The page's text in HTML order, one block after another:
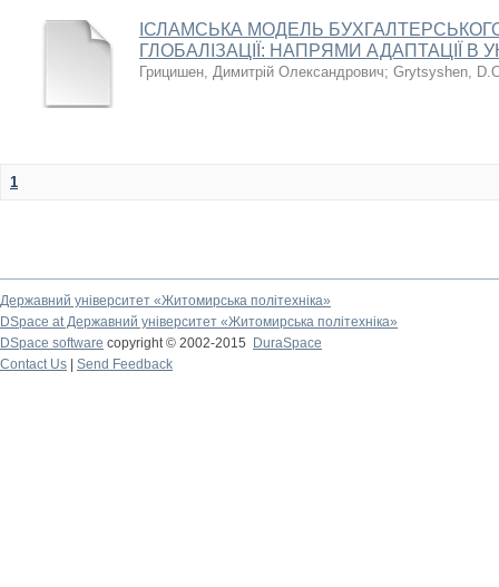
ІСЛАМСЬКА МОДЕЛЬ
ГЛОБАЛІЗАЦІЇ: НАПРЯМИ АДАПТАЦІЇ В
Грицишен, Димитрій Олександрович; Grytsyshen,
1
Державний університет «Житомирська політехніка»
DSpace at Державний університет «Житомирська політехніка»
DSpace software copyright © 2002-2015
DuraSpace
Contact Us
Send Feedback